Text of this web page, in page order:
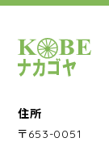
サイクルショップ
住所
〒653-0051